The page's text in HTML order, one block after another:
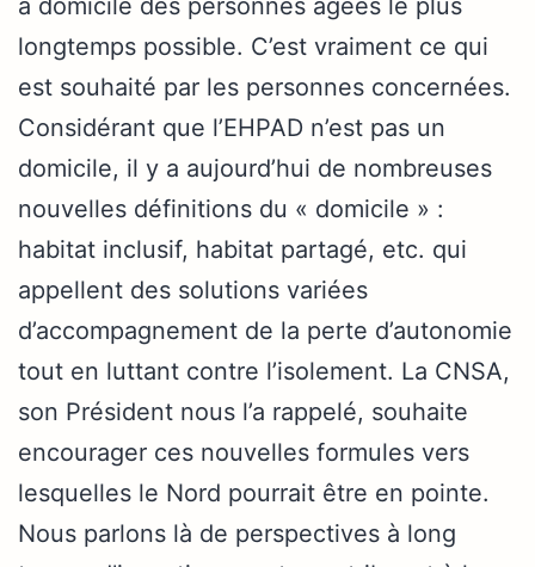
longtemps possible. C’est vraiment ce qui
est souhaité par les personnes concernées.
Considérant que l’EHPAD n’est pas un
domicile, il y a aujourd’hui de nombreuses
nouvelles définitions du « domicile » :
habitat inclusif, habitat partagé, etc. qui
appellent des solutions variées
d’accompagnement de la perte d’autonomie
tout en luttant contre l’isolement. La CNSA,
son Président nous l’a rappelé, souhaite
encourager ces nouvelles formules vers
lesquelles le Nord pourrait être en pointe.
Nous parlons là de perspectives à long